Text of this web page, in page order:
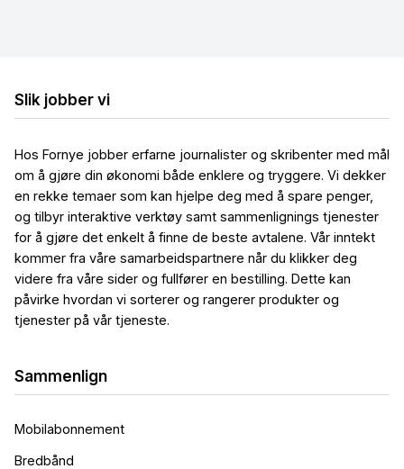
Slik jobber vi
Hos Fornye jobber erfarne journalister og skribenter med mål
om å gjøre din økonomi både enklere og tryggere. Vi dekker
en rekke temaer som kan hjelpe deg med å spare penger,
og tilbyr interaktive verktøy samt sammenlignings tjenester
for å gjøre det enkelt å finne de beste avtalene. Vår inntekt
kommer fra våre samarbeidspartnere når du klikker deg
videre fra våre sider og fullfører en bestilling. Dette kan
påvirke hvordan vi sorterer og rangerer produkter og
tjenester på vår tjeneste.
Sammenlign
Mobilabonnement
Bredbånd